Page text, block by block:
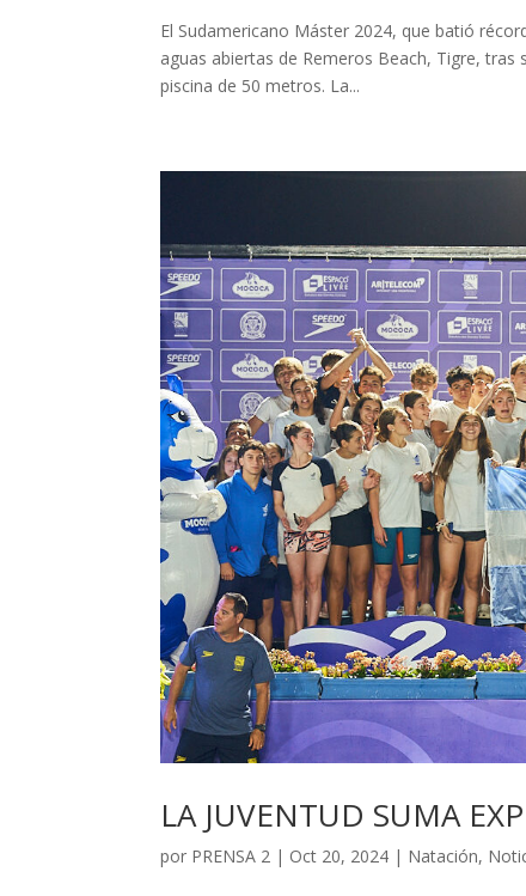
El Sudamericano Máster 2024, que batió
aguas abiertas de Remeros Beach, Tigre,
piscina de 50 metros. La...
LA JUVENTUD SUMA
por PRENSA 2 | Oct 20, 2024 | Natación,